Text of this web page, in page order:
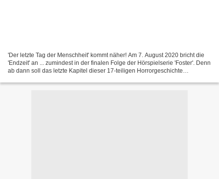
'Der letzte Tag der Menschheit' kommt näher! Am 7. August 2020 bricht die
'Endzeit' an ... zumindest in der finalen Folge der Hörspielserie 'Foster'. Denn
ab dann soll das letzte Kapitel dieser 17-teiligen Horrorgeschichte